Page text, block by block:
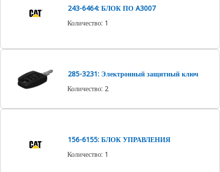
243-6464: БЛОК ПО A3007
Количество: 1
285-3231: Электронный защитный ключ
Количество: 2
156-6155: БЛОК УПРАВЛЕНИЯ
Количество: 1